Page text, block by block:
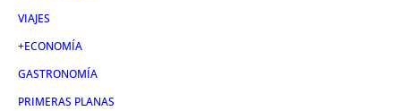
VIAJES
+ECONOMÍA
GASTRONOMÍA
PRIMERAS PLANAS